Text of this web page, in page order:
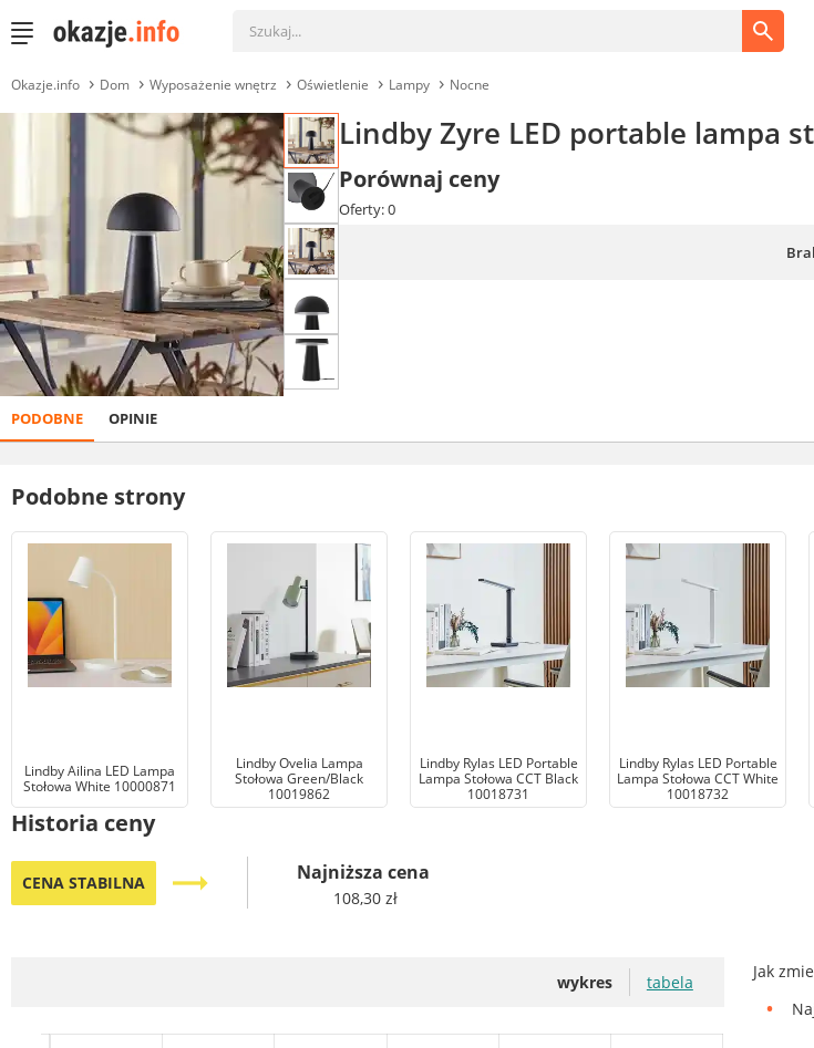
Okazje.info Dom Wyposażenie wnętrz Oświetlenie Lampy Nocne
Lindby Zyre LED portable lampa
Porównaj ceny
Oferty: 0
PODOBNE OPINIE
Podobne strony
Lindby Ailina LED Lampa
Stołowa White 10000871
Lindby Ovelia Lampa
Stołowa Green/Black
10019862
Lindby Rylas LED Portable
Lampa Stołowa CCT Black
10018731
Lindby Rylas LED Portable
Lampa Stołowa CCT White
10018732
Historia ceny
CENA STABILNA trending_flat Najniższa cena
108,30 zł
wykres tabela
Jak